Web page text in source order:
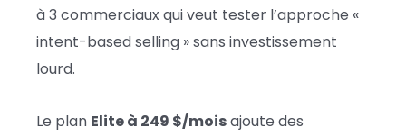
à 3 commerciaux qui veut tester l’approche «
intent-based selling » sans investissement
lourd.
Le plan Elite à 249 $/moisajoute des